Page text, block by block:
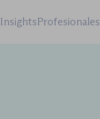
InsightsProfesionales